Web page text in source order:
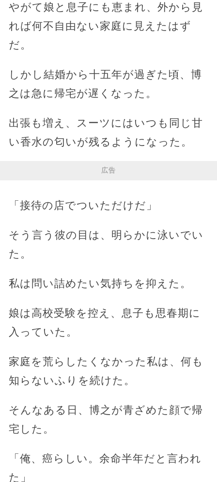
やがて娘と息子にも恵まれ、外から見
れば何不自由ない家庭に見えたはず
だ。
しかし結婚から十五年が過ぎた頃、博
之は急に帰宅が遅くなった。
出張も増え、スーツにはいつも同じ甘
い香水の匂いが残るようになった。
広告
「接待の店でついただけだ」
そう言う彼の目は、明らかに泳いでい
た。
私は問い詰めたい気持ちを抑えた。
娘は高校受験を控え、息子も思春期に
入っていた。
家庭を荒らしたくなかった私は、何も
知らないふりを続けた。
そんなある日、博之が青ざめた顔で帰
宅した。
「俺、癌らしい。余命半年だと言われ
た」